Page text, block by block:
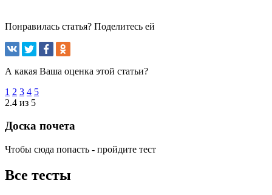
Понравилась статья? Поделитесь ей
А какая Ваша оценка этой статьи?
1 2 3 4 5
2.4 из 5
Доска почета
Чтобы сюда попасть - пройдите тест
Все тесты